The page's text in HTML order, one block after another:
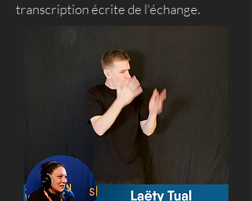
transcription écrite de l'échange.